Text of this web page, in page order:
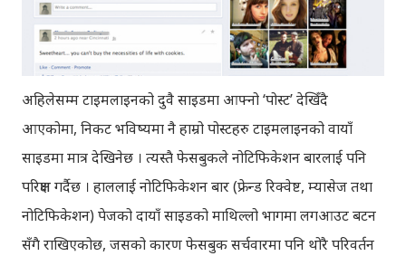
अहिलेसम्म टाइमलाइनको दुवै साइडमा आफ्नो ‘पोस्ट’ देखिँदै
आएकोमा, निकट भविष्यमा नै हाम्रो पोस्टहरु टाइमलाइनको वायाँ
साइडमा मात्र देखिनेछ । त्यस्तै फेसबुकले नोटिफिकेशन बारलाई पनि
परिक्षण गर्दैछ । हाललाई नोटिफिकेशन बार (फ्रेन्ड रिक्वेष्ट, म्यासेज तथा
नोटिफिकेशन) पेजको दायाँ साइडको माथिल्लो भागमा लगआउट बटन
सँगै राखिएकोछ, जसको कारण फेसबुक सर्चवारमा पनि थोरै परिवर्तन